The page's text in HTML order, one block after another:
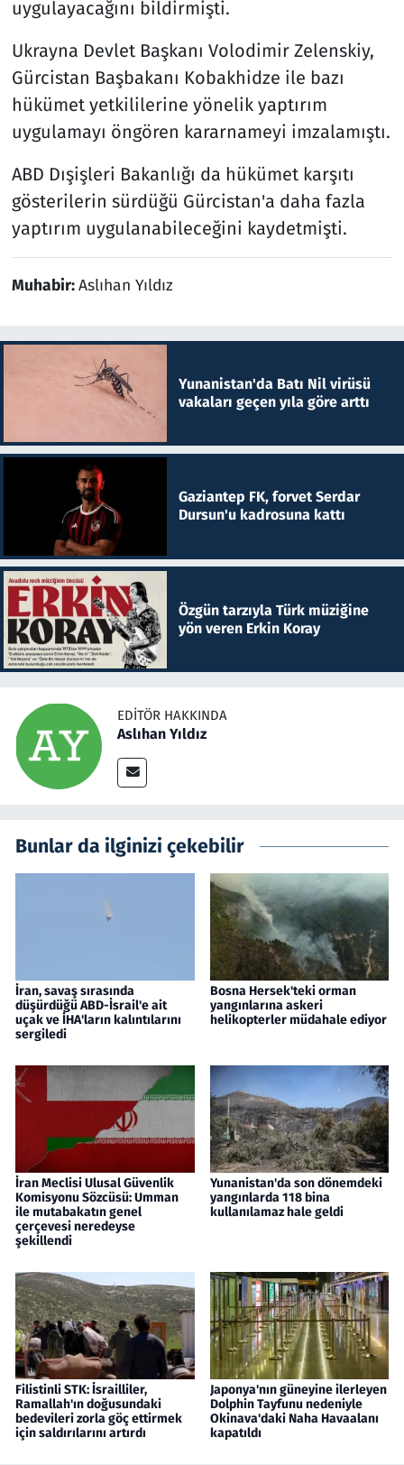
uygulayacağını bildirmişti.
Ukrayna Devlet Başkanı Volodimir Zelenskiy,
Gürcistan Başbakanı Kobakhidze ile bazı
hükümet yetkililerine yönelik yaptırım
uygulamayı öngören kararnameyi imzalamıştı.
ABD Dışişleri Bakanlığı da hükümet karşıtı
gösterilerin sürdüğü Gürcistan'a daha fazla
yaptırım uygulanabileceğini kaydetmişti.
Muhabir:Aslıhan Yıldız
Yunanistan'da Batı Nil virüsü
vakaları geçen yıla göre arttı
Gaziantep FK, forvet Serdar
Dursun'u kadrosuna kattı
Özgün tarzıyla Türk müziğine
yön veren Erkin Koray
EDITÖR HAKKINDA
Aslıhan Yıldız
Bunlar da ilginizi çekebilir
İran, savaş sırasında
düşürdüğü ABD-İsrail'e ait
uçak ve İHA'ların kalıntılarını
sergiledi
Bosna Hersek'teki orman
yangınlarına askeri
helikopterler müdahale ediyor
İran Meclisi Ulusal Güvenlik
Komisyonu Sözcüsü: Umman
ile mutabakatın genel
çerçevesi neredeyse
şekillendi
Yunanistan'da son dönemdeki
yangınlarda 118 bina
kullanılamaz hale geldi
Filistinli STK: İsrailliler,
Ramallah'ın doğusundaki
bedevileri zorla göç ettirmek
için saldırılarını artırdı
Japonya'nın güneyine ilerleyen
Dolphin Tayfunu nedeniyle
Okinava'daki Naha Havaalanı
kapatıldı